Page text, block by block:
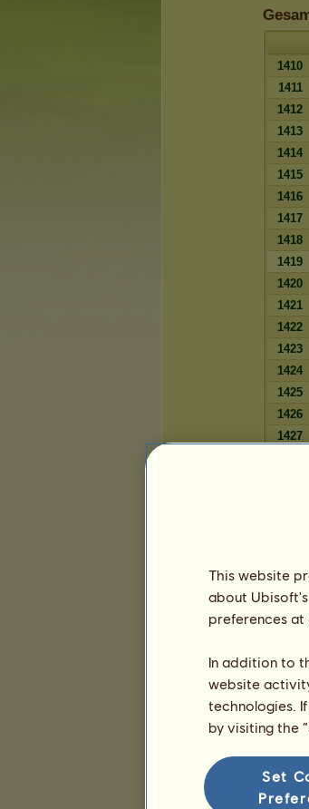
1410
1411
1412
1413
1414
1415
1416
1417
1418
1419
1420
1421
1422
1423
1424
1425
1426
1427
1172
1173
1174
1176
1177
1178
1179
1180
1181
1182
This website
about
preferences at
In addition to
website
technologies.
by visiting the
Set